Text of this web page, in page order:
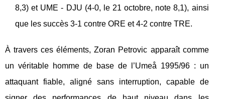
8,3) et UME - DJU (4-0, le 21 octobre, note 8,1), ainsi
que les succès 3-1 contre ORE et 4-2 contre TRE.
À travers ces éléments, Zoran Petrovic apparaît comme
un véritable homme de base de l’Umeå 1995/96 : un
attaquant fiable, aligné sans interruption, capable de